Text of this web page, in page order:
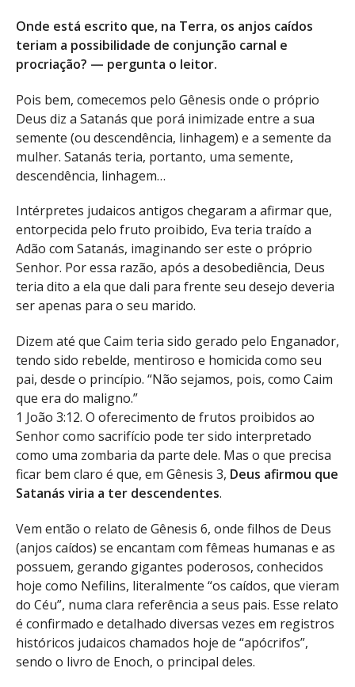
Onde está escrito que, na Terra, os anjos caídos
teriam a possibilidade de conjunção carnal e
procriação? — pergunta o leitor.
Pois bem, comecemos pelo Gênesis onde o próprio
Deus diz a Satanás que porá inimizade entre a sua
semente (ou descendência, linhagem) e a semente da
mulher. Satanás teria, portanto, uma semente,
descendência, linhagem…
Intérpretes judaicos antigos chegaram a afirmar que,
entorpecida pelo fruto proibido, Eva teria traído a
Adão com Satanás, imaginando ser este o próprio
Senhor. Por essa razão, após a desobediência, Deus
teria dito a ela que dali para frente seu desejo deveria
ser apenas para o seu marido.
Dizem até que Caim teria sido gerado pelo Enganador,
tendo sido rebelde, mentiroso e homicida como seu
pai, desde o princípio. “Não sejamos, pois, como Caim
que era do maligno.”
1 João 3:12. O oferecimento de frutos proibidos ao
Senhor como sacrifício pode ter sido interpretado
como uma zombaria da parte dele. Mas o que precisa
ficar bem claro é que, em Gênesis 3, Deus afirmou que
Satanás viria a ter descendentes.
Vem então o relato de Gênesis 6, onde filhos de Deus
(anjos caídos) se encantam com fêmeas humanas e as
possuem, gerando gigantes poderosos, conhecidos
hoje como Nefilins, literalmente “os caídos, que vieram
do Céu”, numa clara referência a seus pais. Esse relato
é confirmado e detalhado diversas vezes em registros
históricos judaicos chamados hoje de “apócrifos”,
sendo o livro de Enoch, o principal deles.